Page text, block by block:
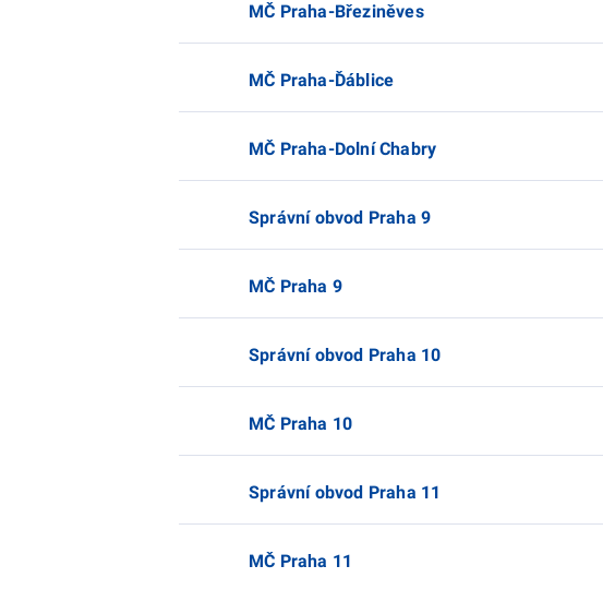
MČ Praha-Březiněves
MČ Praha-Ďáblice
MČ Praha-Dolní Chabry
Správní obvod Praha 9
MČ Praha 9
Správní obvod Praha 10
MČ Praha 10
Správní obvod Praha 11
MČ Praha 11